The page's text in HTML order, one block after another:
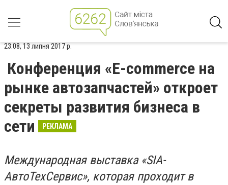
23:08, 13 липня 2017 р.
Конференция «E-commerce на
рынке автозапчастей» откроет
секреты развития бизнеса в
сети
РЕКЛАМА
Международная выставка «SIA-
АвтоТехСервис», которая проходит в